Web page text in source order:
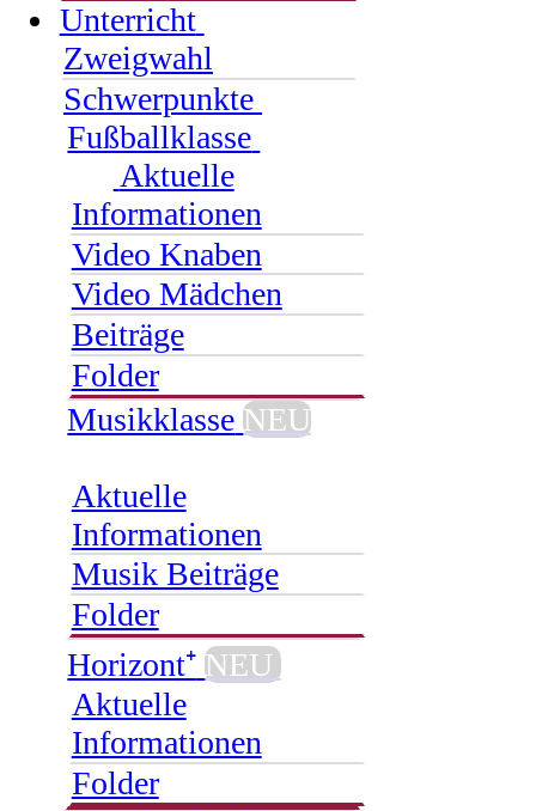
Unterricht
Zweigwahl
Schwerpunkte
Fußballklasse
Aktuelle
Informationen
Video Knaben
Video Mädchen
Beiträge
Folder
Musikklasse NEU
Aktuelle
Informationen
Musik Beiträge
Folder
Horizont⁺ NEU
Aktuelle
Informationen
Folder